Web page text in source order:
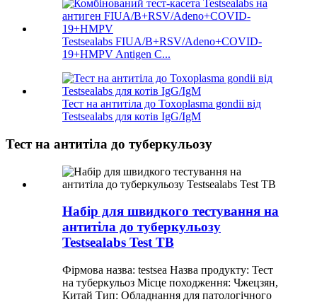
Testsealabs FIUA/B+RSV/Adeno+COVID-
19+HMPV Antigen C...
Тест на антитіла до Toxoplasma gondii від
Testsealabs для котів IgG/IgM
Тест на антитіла до туберкульозу
Набір для швидкого тестування на
антитіла до туберкульозу
Testsealabs Test TB
Фірмова назва: testsea Назва продукту: Тест
на туберкульоз Місце походження: Чжецзян,
Китай Тип: Обладнання для патологічного